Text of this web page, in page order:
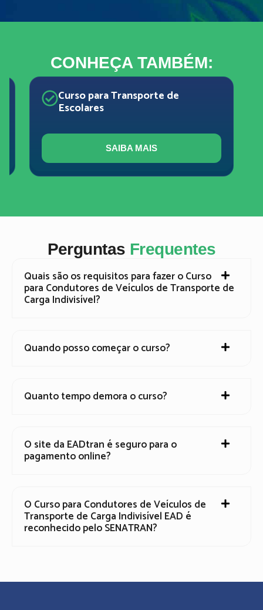
CONHEÇA TAMBÉM:
Curso para Transporte de
Escolares
SAIBA MAIS
Perguntas Frequentes
Quais são os requisitos para fazer o Curso
para Condutores de Veículos de Transporte de
Carga Indivisível?
Quando posso começar o curso?
Quanto tempo demora o curso?
O site da EADtran é seguro para o
pagamento online?
O Curso para Condutores de Veículos de
Transporte de Carga Indivisível EAD é
reconhecido pelo SENATRAN?